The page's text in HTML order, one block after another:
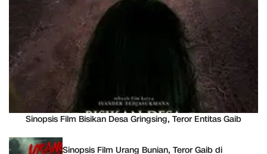
Sinopsis Film Bisikan Desa Gringsing, Teror Entitas Gaib
Sinopsis Film Urang Bunian, Teror Gaib di